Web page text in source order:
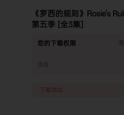
《罗西的规则》Rosie’s
第五季 [全3集]
您的下载权限
游客
下载地址